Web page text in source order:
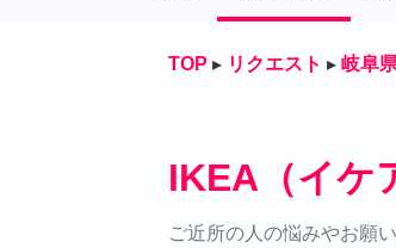
TOP ▸ リクエスト ▸ 岐阜
IKEA（イケ
ご近所の人の悩みやお願